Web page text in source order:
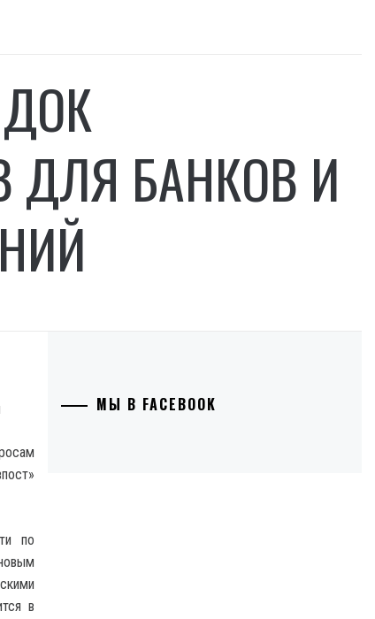
ДЛЯ БАНКОВ И
по
в
МЫ В FACEBOOK